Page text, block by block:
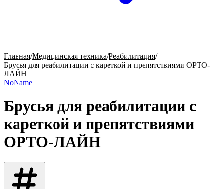
Главная/Медицинская техника/Реабилитация/
Брусья для реабилитации с кареткой и препятствиями ОРТО-
ЛАЙН
NoName
Брусья для реабилитации с
кареткой и препятствиями
ОРТО-ЛАЙН